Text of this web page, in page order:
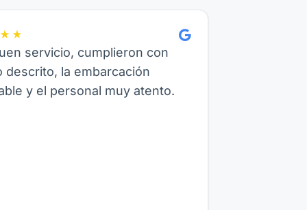
servicio, cumplieron con
descrito, la embarcación
y el personal muy atento.